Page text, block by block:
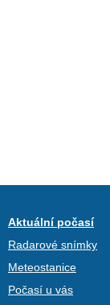
Aktuální počasí
Radarové snímky
Meteostanice
Počasí u vás